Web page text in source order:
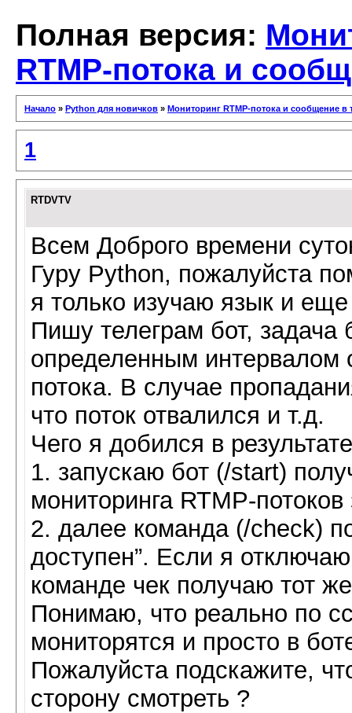
Полная версия:
RTMP-потока и
Начало » Python для новичков » Мониторинг RTMP-потока и сообщение в
1
RTDVTV
Всем Доброго времени
Гуру Python, пожалуйста
я только изучаю язык и
Пишу телеграм бот, задача
определенным интервалом
потока. В случае
что поток отвалился и т.д.
Чего я добился в
1. запускаю бот (/start)
мониторинга RTMP-
2. далее команда (/check)
доступен”. Если я
команде чек получаю тот
Понимаю, что реально по
мониторятся и просто в
Пожалуйста подскажите,
сторону смотреть ?